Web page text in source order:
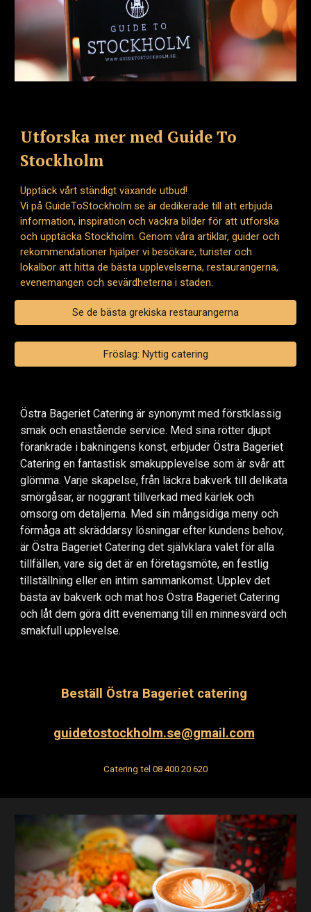
Utforska mer med Guide To
Stockholm
Upptäck vårt ständigt växande utbud!
Vi på GuideToStockholm.se är dedikerade till att erbjuda
information, inspiration och vackra bilder för att utforska
och upptäcka Stockholm. Genom våra artiklar, guider och
rekommendationer hjälper vi besökare, turister och
lokalbor att hitta de bästa upplevelserna, restaurangerna,
evenemangen och sevärdheterna i staden.
Se de bästa grekiska restaurangerna
Fröslag: Nyttig catering
Östra Bageriet Catering är synonymt med förstklassig
smak och enastående service. Med sina rötter djupt
förankrade i bakningens konst, erbjuder Östra Bageriet
Catering en fantastisk smakupplevelse som är svår att
glömma. Varje skapelse, från läckra bakverk till delikata
smörgåsar, är noggrant tillverkad med kärlek och
omsorg om detaljerna. Med sin mångsidiga meny och
förmåga att skräddarsy lösningar efter kundens behov,
är Östra Bageriet Catering det självklara valet för alla
tillfällen, vare sig det är en företagsmöte, en festlig
tillställning eller en intim sammankomst. Upplev det
bästa av bakverk och mat hos Östra Bageriet Catering
och låt dem göra ditt evenemang till en minnesvärd och
smakfull upplevelse.
Beställ Östra Bageriet catering
guidetostockholm.se@gmail.com
Catering tel 08 400 20 620